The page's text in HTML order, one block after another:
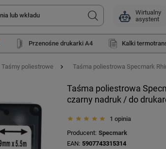
Wirtualny
asystent
Przenośne drukarki A4 Kalki
Taśmy poliestrowe Taśma poliestrowa Specmark
Taśma poliestrowa
czarny nadruk / do
1 opinia
Producent Specmark
EAN 5907743315314